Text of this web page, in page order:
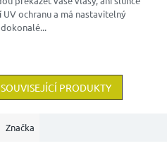
ochranu a má nastavitelný
PRODUKTY
Značka